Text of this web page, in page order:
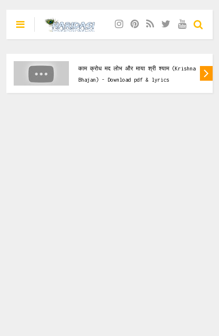
मद लोभ और माया श्री श्याम (Krishna
- Download pdf & lyrics
मन लागो
Bhajan)